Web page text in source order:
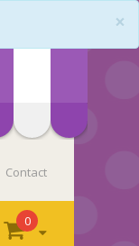
×
Contact
0